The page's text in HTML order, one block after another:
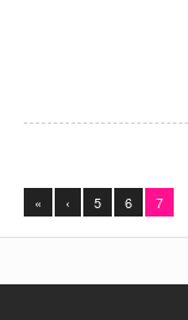
« ‹ 5 6 7